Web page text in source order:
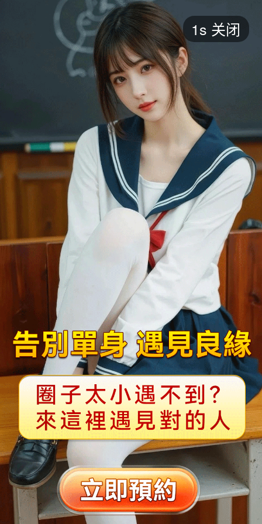
短剧
最热 添加 评分
都市 甜宠 逆袭 玄幻
2025 2024 2023 2022
全部 大陆 香港 台湾 美国 韩国 日本
1s 关闭